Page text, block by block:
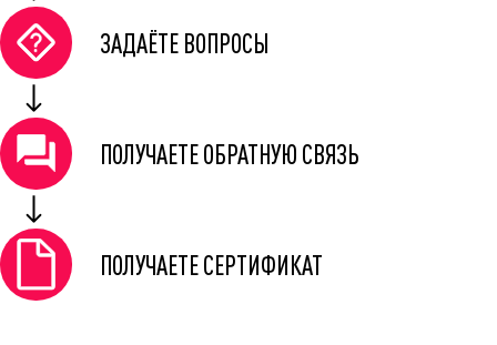
ЗАДАЁТЕ ВОПРОСЫ
ПОЛУЧАЕТЕ ОБРАТНУЮ СВЯЗЬ
ПОЛУЧАЕТЕ СЕРТИФИКАТ